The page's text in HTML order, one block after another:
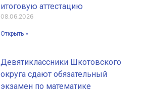
итоговую аттестацию
08.06.2026
Открыть »
Девятиклассники Шкотовского
округа сдают обязательный
экзамен по математике